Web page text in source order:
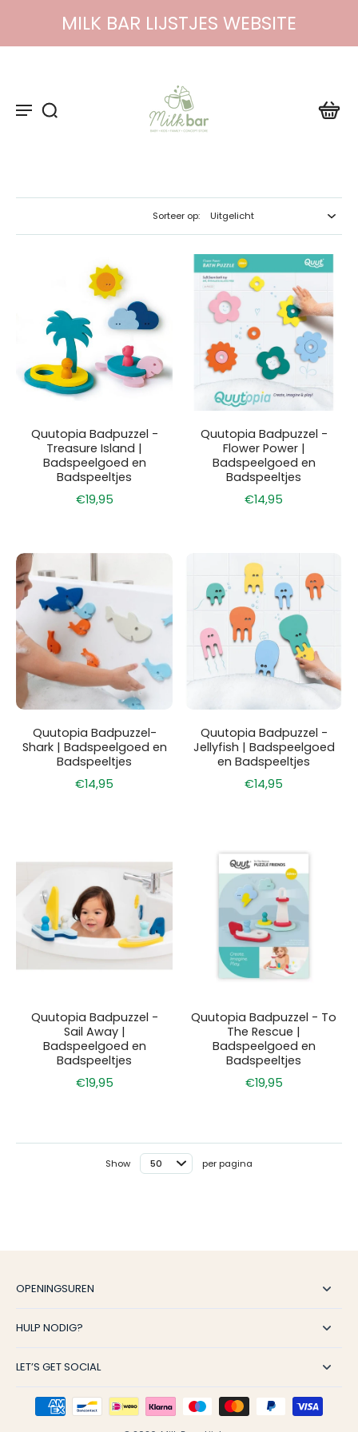
MILK BAR LIJSTJES WEBSITE
Sorteer op:
Quutopia Badpuzzel -
Treasure Island |
Badspeelgoed en
Badspeeltjes
€19,95
Quutopia Badpuzzel -
Flower Power |
Badspeelgoed en
Badspeeltjes
€14,95
Quutopia Badpuzzel-
Shark | Badspeelgoed en
Badspeeltjes
€14,95
Quutopia Badpuzzel -
Jellyfish | Badspeelgoed
en Badspeeltjes
€14,95
Quutopia Badpuzzel -
Sail Away |
Badspeelgoed en
Badspeeltjes
€19,95
Quutopia Badpuzzel - To
The Rescue |
Badspeelgoed en
Badspeeltjes
€19,95
Show per pagina
OPENINGSUREN
HULP NODIG?
LET’S GET SOCIAL